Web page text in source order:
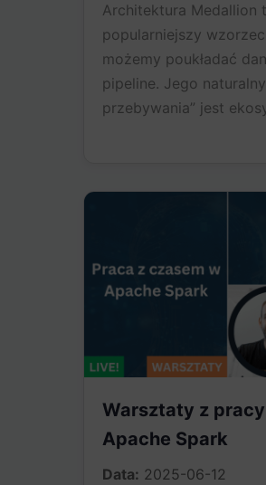
Architektura Medallion
popularniejszy
możemy poukładać
pipeline. Jego
przebywania” jest
Warsztaty z
Apache Spark
Data: 2025-06-12